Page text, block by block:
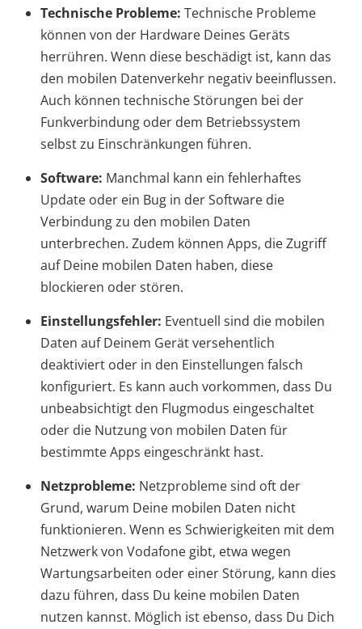
Technische Probleme: Technische Probleme
können von der Hardware Deines Geräts
herrühren. Wenn diese beschädigt ist, kann das
den mobilen Datenverkehr negativ beeinflussen.
Auch können technische Störungen bei der
Funkverbindung oder dem Betriebssystem
selbst zu Einschränkungen führen.
Software: Manchmal kann ein fehlerhaftes
Update oder ein Bug in der Software die
Verbindung zu den mobilen Daten
unterbrechen. Zudem können Apps, die Zugriff
auf Deine mobilen Daten haben, diese
blockieren oder stören.
Einstellungsfehler: Eventuell sind die mobilen
Daten auf Deinem Gerät versehentlich
deaktiviert oder in den Einstellungen falsch
konfiguriert. Es kann auch vorkommen, dass Du
unbeabsichtigt den Flugmodus eingeschaltet
oder die Nutzung von mobilen Daten für
bestimmte Apps eingeschränkt hast.
Netzprobleme: Netzprobleme sind oft der
Grund, warum Deine mobilen Daten nicht
funktionieren. Wenn es Schwierigkeiten mit dem
Netzwerk von Vodafone gibt, etwa wegen
Wartungsarbeiten oder einer Störung, kann dies
dazu führen, dass Du keine mobilen Daten
nutzen kannst. Möglich ist ebenso, dass Du Dich